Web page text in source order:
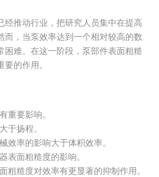
经推动行业，把研究人员集中在提高
而，当泵效率达到一个相对较高的数
困难。在这一阶段，泵部件表面粗糙
的作用。
重要影响。
于扬程。
效率的影响大于体积效率。
表面粗糙度的影响。
粗糙度对效率有更显著的抑制作用。